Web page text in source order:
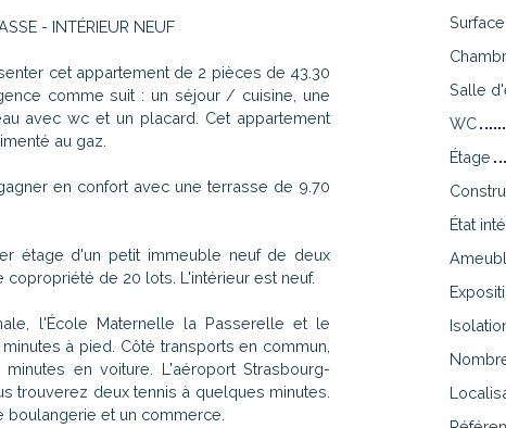
- INTÉRIEUR NEUF
cet appartement de 2 pièces de 43.30
comme suit : un séjour / cuisine, une
avec wc et un placard. Cet appartement
au gaz.
en confort avec une terrasse de 9.70
étage d'un petit immeuble neuf de deux
de 20 lots. L'intérieur est neuf.
l'École Maternelle la Passerelle et le
à pied. Côté transports en commun,
en voiture. L'aéroport Strasbourg-
trouverez deux tennis à quelques minutes.
boulangerie et un commerce.
Salle
WC
Étage
État